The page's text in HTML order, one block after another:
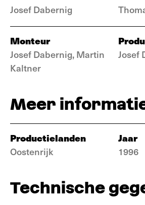
Josef Dabernig
Monteur
Josef Dabernig, Martin
Kaltner
Josef
Meer
Productielanden
Oostenrijk
Jaar
1996
Technische